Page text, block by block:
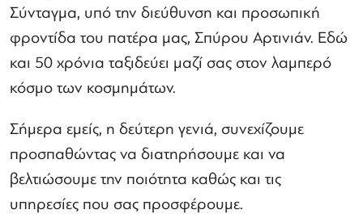
Σύνταγμα, υπό την διεύθυνση και προσωπική
φροντίδα του πατέρα μας, Σπύρου Αρτινιάν. Εδώ
και 50 χρόνια ταξιδεύει μαζί σας στον λαμπερό
κόσμο των κοσμημάτων.
Σήμερα εμείς, η δεύτερη γενιά, συνεχίζουμε
προσπαθώντας να διατηρήσουμε και να
βελτιώσουμε την ποιότητα καθώς και τις
υπηρεσίες που σας πρoσφέρουμε.